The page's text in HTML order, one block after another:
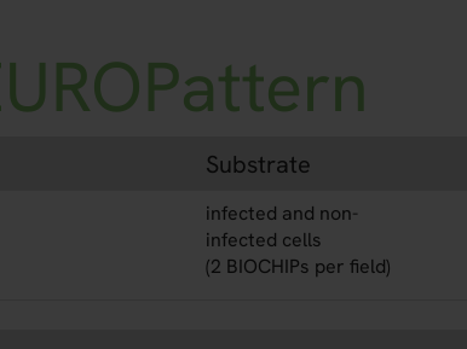
Substrate
infected and non-
infected cells
(2 BIOCHIPs per field)